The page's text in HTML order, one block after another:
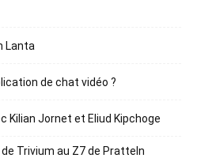
Lanta
de chat vidéo ?
Kilian Jornet et Eliud Kipchoge
Trivium au Z7 de Pratteln